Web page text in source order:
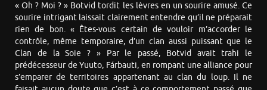
« Oh ? Moi ? » Botvid tordit les lèvres en un sourire amusé. Ce
sourire intrigant laissait clairement entendre qu’il ne préparait
rien de bon. « Êtes-vous certain de vouloir m’accorder le
contrôle, même temporaire, d’un clan aussi puissant que le
Clan de la Soie ? » Par le passé, Botvid avait trahi le
prédécesseur de Yuuto, Fárbauti, en rompant une alliance pour
s’emparer de territoires appartenant au clan du loup. Il ne